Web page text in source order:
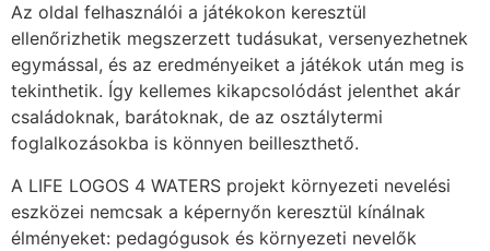
Az oldal felhasználói a játékokon keresztül
ellenőrizhetik megszerzett tudásukat, versenyezhetnek
egymással, és az eredményeiket a játékok után meg is
tekinthetik. Így kellemes kikapcsolódást jelenthet akár
családoknak, barátoknak, de az osztálytermi
foglalkozásokba is könnyen beilleszthető.
A LIFE LOGOS 4 WATERS projekt környezeti nevelési
eszközei nemcsak a képernyőn keresztül kínálnak
élményeket: pedagógusok és környezeti nevelők